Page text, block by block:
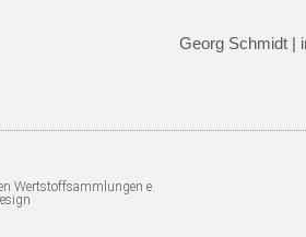
Georg Schmidt |
Wertstoffsammlungen e.